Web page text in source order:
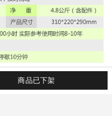
商品已下架